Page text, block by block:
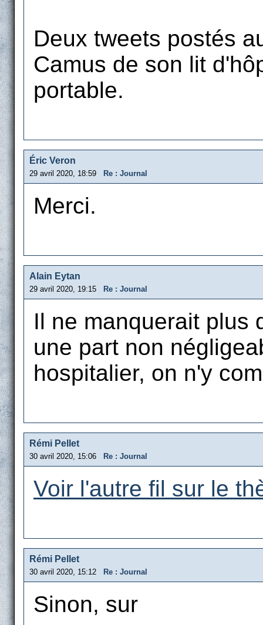
Deux tweets postés
Camus de son lit
portable.
Éric Veron
29 avril 2020, 18:59 Re : Journal
Merci.
Alain Eytan
29 avril 2020, 19:15 Re : Journal
Il ne manquerait plus
une part non
hospitalier, on n'y
Rémi Pellet
30 avril 2020, 15:06 Re : Journal
Voir l'autre fil sur le
Rémi Pellet
30 avril 2020, 15:12 Re : Journal
Sinon, sur